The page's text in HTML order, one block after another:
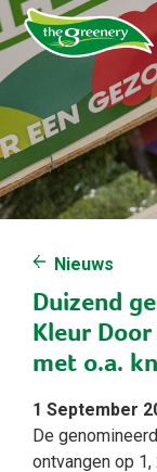
Nieuws
Duizend
Kleur
met o.a.
1 September
De
ontvangen op